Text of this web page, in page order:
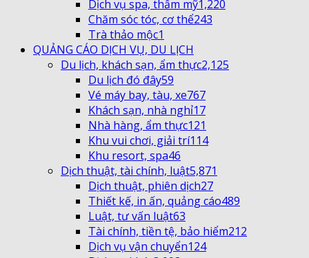
Dịch vụ spa, thẩm mỹ1,220
Chăm sóc tóc, cơ thể243
Trà thảo mộc1
QUẢNG CÁO DỊCH VỤ, DU LỊCH
Du lịch, khách sạn, ẩm thực2,125
Du lịch đó đây59
Vé máy bay, tàu, xe767
Khách sạn, nhà nghỉ17
Nhà hàng, ẩm thực121
Khu vui chơi, giải trí114
Khu resort, spa46
Dịch thuật, tài chính, luật5,871
Dịch thuật, phiên dịch27
Thiết kế, in ấn, quảng cáo489
Luật, tư vấn luật63
Tài chính, tiền tệ, bảo hiểm212
Dịch vụ vận chuyển124